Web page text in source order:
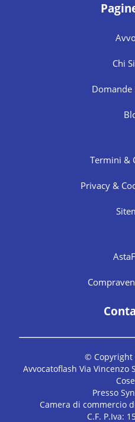
Chi
Domande
Termini &
Privacy &
© Copyright
Avvocatoflash Via Vincenzo
Presso
Camera di commercio
C.F. P.Iva: